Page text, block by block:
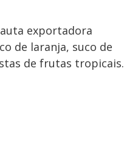
exportadora
de laranja, suco de
de frutas tropicais.